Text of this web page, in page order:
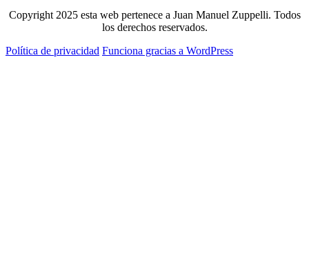
Copyright 2025 esta web pertenece a Juan Manuel Zuppelli. Todos
los derechos reservados.
Política de privacidad Funciona gracias a WordPress